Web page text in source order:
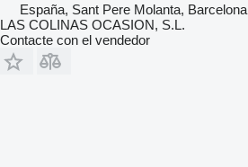
España, Sant Pere Molanta, Barcelona
LAS COLINAS OCASION, S.L.
Contacte con el vendedor